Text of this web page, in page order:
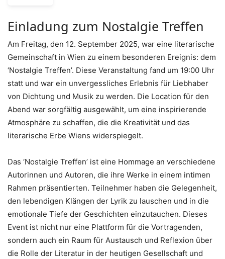
Einladung zum Nostalgie Treffen
Am Freitag, den 12. September 2025, war eine literarische
Gemeinschaft in Wien zu einem besonderen Ereignis: dem
‘Nostalgie Treffen’. Diese Veranstaltung fand um 19:00 Uhr
statt und war ein unvergessliches Erlebnis für Liebhaber
von Dichtung und Musik zu werden. Die Location für den
Abend war sorgfältig ausgewählt, um eine inspirierende
Atmosphäre zu schaffen, die die Kreativität und das
literarische Erbe Wiens widerspiegelt.
Das ‘Nostalgie Treffen’ ist eine Hommage an verschiedene
Autorinnen und Autoren, die ihre Werke in einem intimen
Rahmen präsentierten. Teilnehmer haben die Gelegenheit,
den lebendigen Klängen der Lyrik zu lauschen und in die
emotionale Tiefe der Geschichten einzutauchen. Dieses
Event ist nicht nur eine Plattform für die Vortragenden,
sondern auch ein Raum für Austausch und Reflexion über
die Rolle der Literatur in der heutigen Gesellschaft und